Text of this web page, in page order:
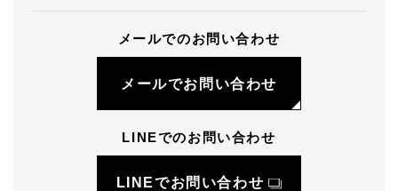
メールでのお問い合わせ
メールでお問い合わせ
LINEでのお問い合わせ
LINEでお問い合わせ